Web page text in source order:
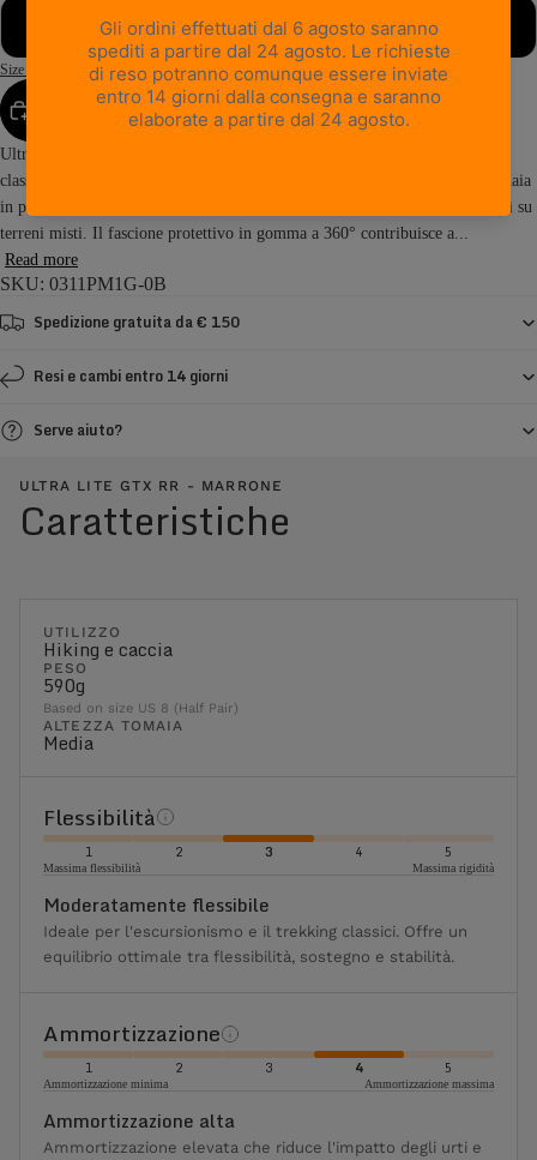
49
Size Guide
AGGIUNGI AL CARRELLO
Ultra Lite GTX RR racchiude l’essenza dello scarpone da hiking dal design
classico, unita alla qualità dell’artigianalità italiana. Realizzato con una tomaia
in pelle pieno fiore bottalata, offre comfort duraturo e prestazioni affidabili su
terreni misti. Il fascione protettivo in gomma a 360° contribuisce a...
Read more
SKU: 0311PM1G-0B
Spedizione gratuita da € 150
Resi e cambi entro 14 giorni
Serve aiuto?
ULTRA LITE GTX RR - MARRONE
Caratteristiche
UTILIZZO
Hiking e caccia
PESO
590g
Based on size US 8 (Half Pair)
ALTEZZA TOMAIA
Media
Flessibilità
1 2 3 4 5
Massima flessibilità Massima rigidità
Moderatamente flessibile
Ideale per l'escursionismo e il trekking classici. Offre un
equilibrio ottimale tra flessibilità, sostegno e stabilità.
Ammortizzazione
1 2 3 4 5
Ammortizzazione minima Ammortizzazione massima
Ammortizzazione alta
Ammortizzazione elevata che riduce l'impatto degli urti e